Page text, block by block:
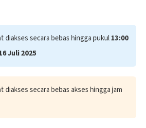
secara bebas hingga pukul13:00
Juli 2025
secara bebas akses hingga jam